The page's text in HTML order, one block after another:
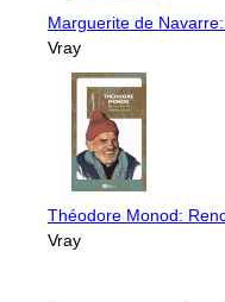
Marguerite de
Vray
Théodore Monod:
Vray